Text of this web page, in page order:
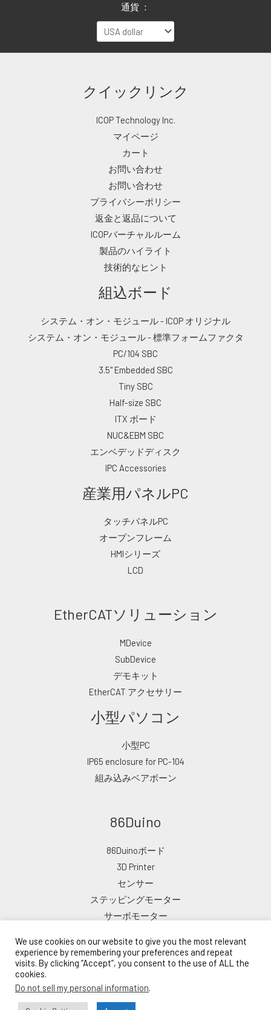
通貨 ：
クイックリンク
ICOP Technology Inc.
マイページ
カート
お問い合わせ
お問い合わせ
プライバシーポリシー
返金と返品について
ICOPバーチャルルーム
製品のハイライト
技術的なヒント
組込ボード
システム・オン・モジュール - ICOP オリジナル
システム・オン・モジュール - 標準フォームファクタ
PC/104 SBC
3.5" Embedded SBC
Tiny SBC
Half-size SBC
ITX ボード
NUC&EBM SBC
エンベデッドディスク
IPC Accessories
産業用パネルPC
タッチパネルPC
オープンフレーム
HMIシリーズ
LCD
EtherCATソリューション
MDevice
SubDevice
デモキット
EtherCAT アクセサリー
小型パソコン
小型PC
IP65 enclosure for PC-104
組み込みベアボーン
86Duino
86Duinoボード
3D Printer
センサー
ステッピングモーター
サーボモーター
We use cookies on our website to give you the most relevant
experience by remembering your preferences and repeat
visits. By clicking “Accept”, you consent to the use of ALL the
cookies.
Do not sell my personal information.